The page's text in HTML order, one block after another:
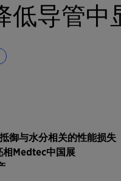
低导管中
御与水分相关的性能损失
相Medtec中国展